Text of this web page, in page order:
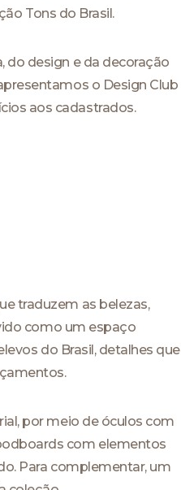
Tons do Brasil.
do design e da decoração
o Design Club
aos cadastrados.
traduzem as belezas,
como um espaço
do Brasil, detalhes que
por meio de óculos com
com elementos
Para complementar, um